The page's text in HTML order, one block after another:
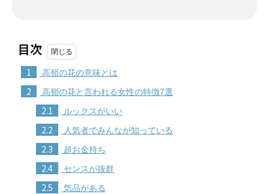
目次
1 高嶺の花の意味とは
2 高嶺の花と言われる女性の特徴7選
2.1 ルックスがいい
2.2 人気者でみんなが知っている
2.3 超お金持ち
2.4 センスが抜群
2.5 気品がある